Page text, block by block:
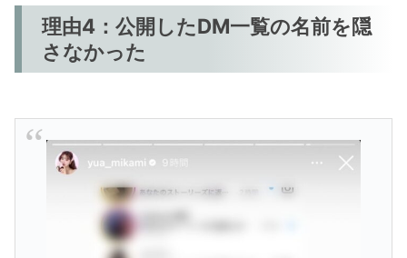
理由4：公開したDM一覧の名前を隠
さなかった